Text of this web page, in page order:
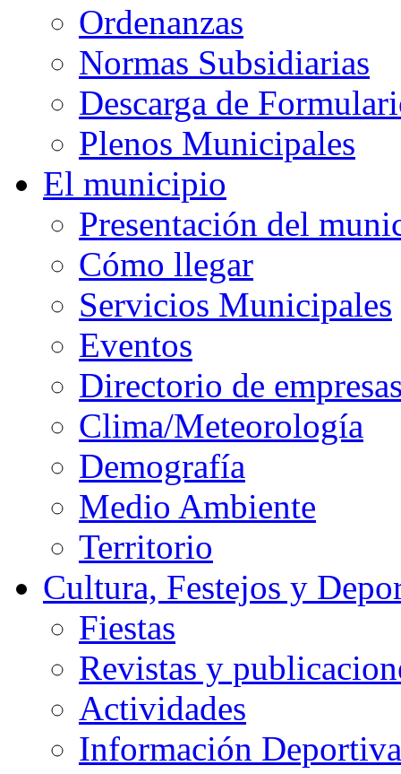
Ordenanzas
Normas Subsidiarias
Descarga de
Plenos Municipales
El municipio
Presentación del
Cómo llegar
Servicios Municipales
Eventos
Directorio de
Clima/Meteorología
Demografía
Medio Ambiente
Territorio
Cultura, Festejos y
Fiestas
Revistas y
Actividades
Información Deportiva